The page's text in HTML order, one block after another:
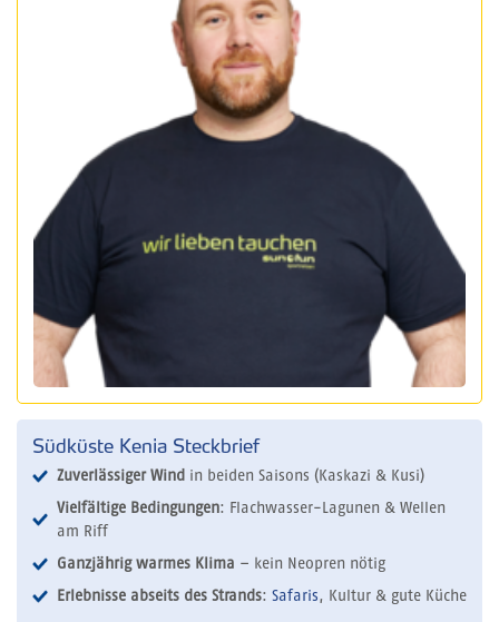
Südküste Kenia Steckbrief
Zuverlässiger Wind in beiden Saisons (Kaskazi & Kusi)
Vielfältige Bedingungen: Flachwasser-Lagunen & Wellen
am Riff
Ganzjährig warmes Klima – kein Neopren nötig
Erlebnisse abseits des Strands: Safaris, Kultur & gute Küche